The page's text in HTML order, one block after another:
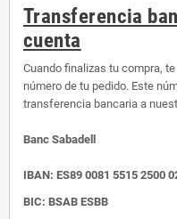
Transferencia
cuenta
Cuando finalizas tu compra,
número de tu pedido. Este
transferencia bancaria a
Banc Sabadell
IBAN: ES89 0081 5515 2500
BIC: BSAB ESBB